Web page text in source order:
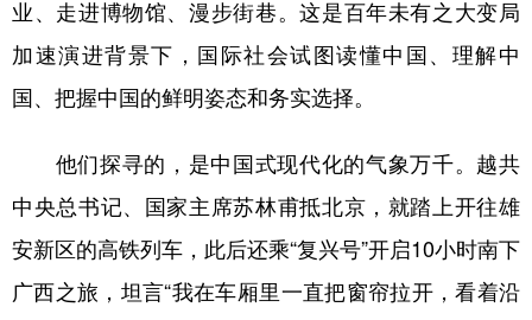
公益 一带一路 亚太网
北京 天津 河北 山西
业、走进博物馆、漫步街巷。这是百年未有之大变局
加速演进背景下，国际社会试图读懂中国、理解中
国、把握中国的鲜明姿态和务实选择。
他们探寻的，是中国式现代化的气象万千。越共
中央总书记、国家主席苏林甫抵北京，就踏上开往雄
安新区的高铁列车，此后还乘“复兴号”开启10小时南下
广西之旅，坦言“我在车厢里一直把窗帘拉开，看着沿